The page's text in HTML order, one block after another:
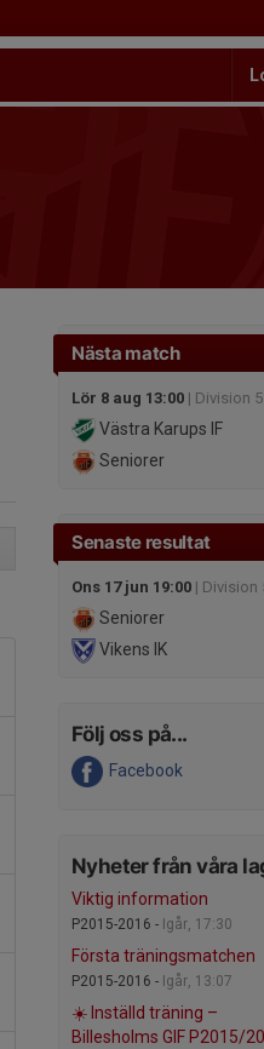
Nästa match
Lör 8 aug 13:00 | Division 5 Herr
Västra Karups IF
Seniorer
Senaste resultat
Ons 17 jun 19:00 | Division 5 Herr
Seniorer
Vikens IK
Följ oss på...
Facebook
Nyheter från våra
Viktig information
P2015-2016 - Igår, 17:30
Första träningsmatchen
P2015-2016 - Igår, 13:07
☀️ Inställd träning –
Billesholms GIF P2015/